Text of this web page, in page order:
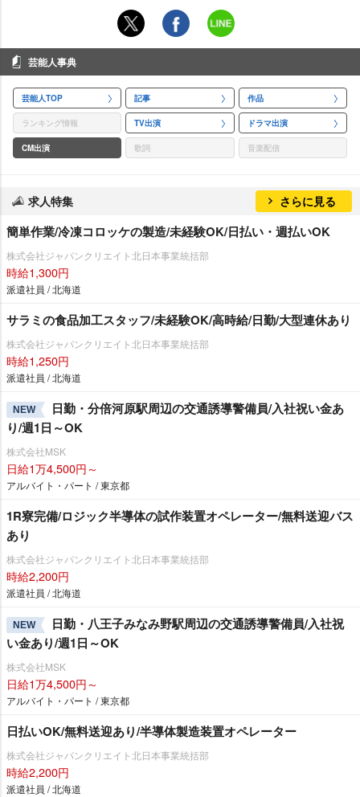
芸能人事典
芸能人TOP 記事 作品
ランキング情報 TV出演 ドラマ出演
CM出演 歌詞 音楽配信
求人特集 さらに見る
簡単作業/冷凍コロッケの製造/未経験OK/日払い・週払いOK
株式会社ジャパンクリエイト北日本事業統括部
時給1,300円
派遣社員 / 北海道
サラミの食品加工スタッフ/未経験OK/高時給/日勤/大型連休あり
株式会社ジャパンクリエイト北日本事業統括部
時給1,250円
派遣社員 / 北海道
NEW
日勤・分倍河原駅周辺の交通誘導警備員/入社祝い金あ
り/週1日～OK
株式会社MSK
日給1万4,500円～
アルバイト・パート / 東京都
1R寮完備/ロジック半導体の試作装置オペレーター/無料送迎バス
あり
株式会社ジャパンクリエイト北日本事業統括部
時給2,200円
派遣社員 / 北海道
NEW
日勤・八王子みなみ野駅周辺の交通誘導警備員/入社祝
い金あり/週1日～OK
株式会社MSK
日給1万4,500円～
アルバイト・パート / 東京都
日払いOK/無料送迎あり/半導体製造装置オペレーター
株式会社ジャパンクリエイト北日本事業統括部
時給2,200円
派遣社員 / 北海道